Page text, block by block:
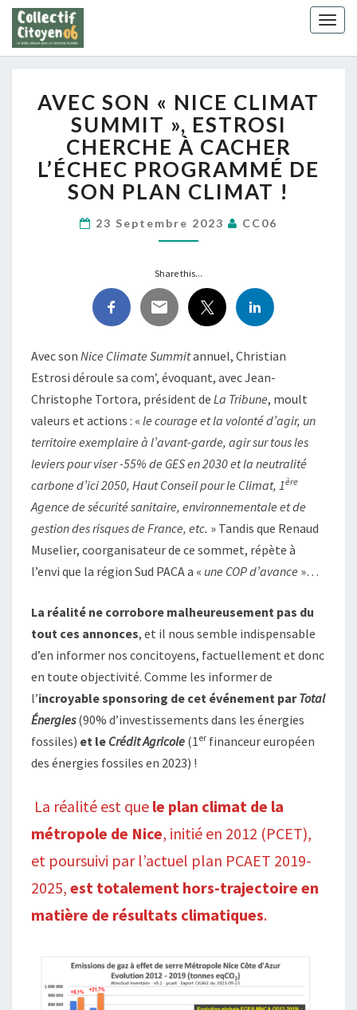
Skip
content
SON
« NICE
CLIMAT
SUMMIT »,
ESTROSI
CHERCHE
CACHER
L’ÉCHEC
DE
SON
PLAN
CLIMAT
AVEC SON « NICE CLIMAT
SUMMIT », ESTROSI
CHERCHE À CACHER
L’ÉCHEC PROGRAMMÉ DE
SON PLAN CLIMAT !
23 Septembre 2023 CC06
Share this...
Avec son Nice Climate Summitannuel, Christian
Estrosi déroule sa com’, évoquant, avec Jean-
Christophe Tortora, président de La Tribune, moult
valeurs et actions : « le courage et la volonté d’agir, un
territoire exemplaire à l’avant-garde, agir sur tous les
leviers pour viser -55% de GES en 2030 et la neutralité
carbone d’ici 2050, Haut Conseil pour le Climat, 1ère
Agence de sécurité sanitaire, environnementale et de
gestion des risques de France, etc. » Tandis que Renaud
Muselier, coorganisateur de ce sommet, répète à
l’envi que la région Sud PACA a « une COP d’avance »…
La réalité ne corrobore malheureusement pas du
tout ces annonces, et il nous semble indispensable
d’en informer nos concitoyens, factuellement et donc
en toute objectivité. Comme les informer de
l’incroyable sponsoring de cet événement parTotal
Énergies(90% d’investissements dans les énergies
fossiles) et le Crédit Agricole (1er financeur européen
des énergies fossiles en 2023) !
La réalité est que le plan climat de la
métropole de Nice, initié en 2012 (PCET),
et poursuivi par l’actuel plan PCAET 2019-
2025, est totalement hors-trajectoire en
matière de résultats climatiques.